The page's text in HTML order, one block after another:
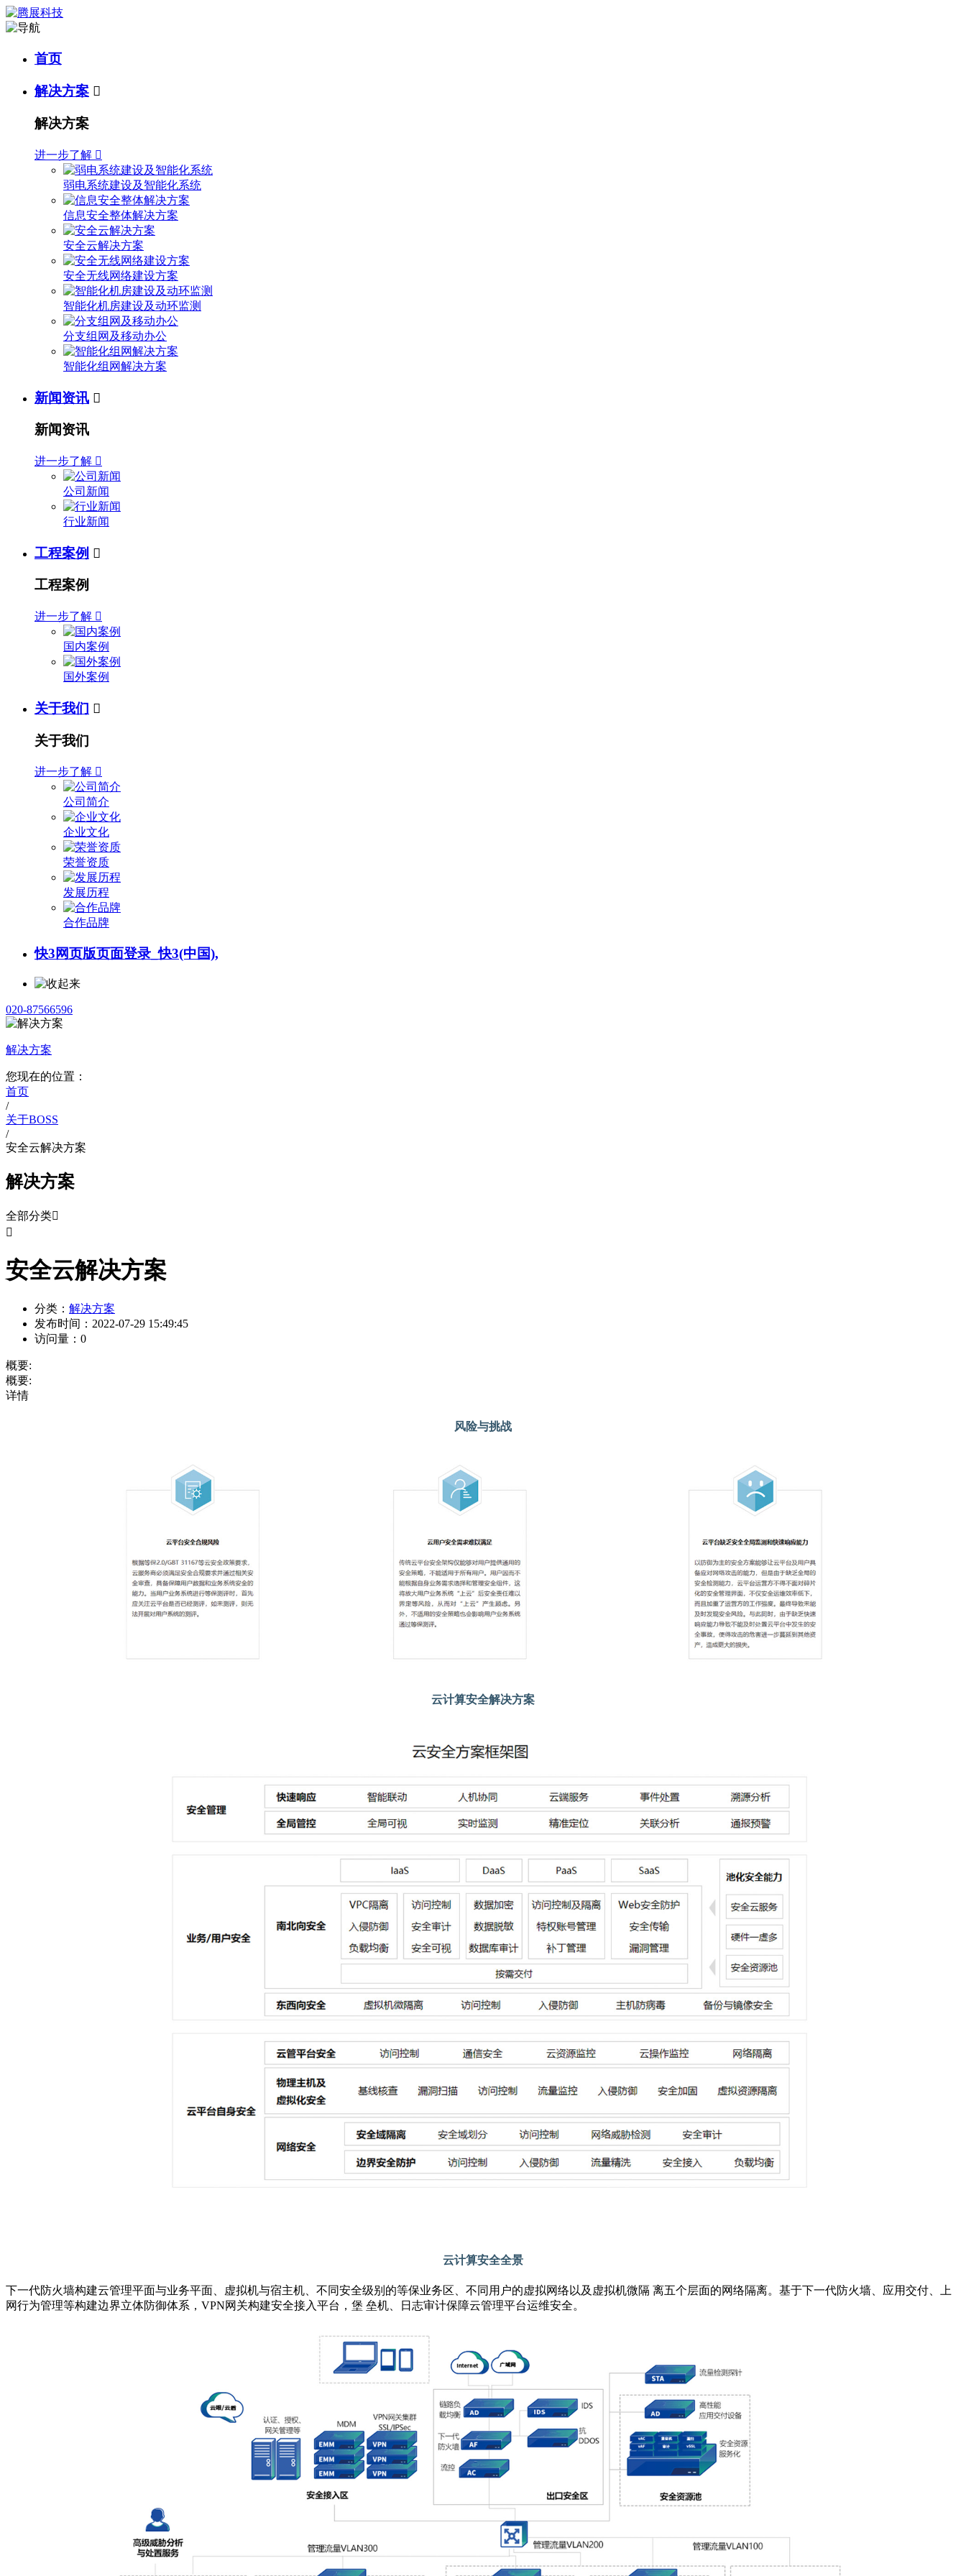
首页
解决方案 
解决方案
进一步了解 
弱电系统建设及智能化系统
信息安全整体解决方案
安全云解决方案
安全无线网络建设方案
智能化机房建设及动环监测
分支组网及移动办公
智能化组网解决方案
新闻资讯 
新闻资讯
进一步了解 
公司新闻
行业新闻
工程案例 
工程案例
进一步了解 
国内案例
国外案例
关于我们 
关于我们
进一步了解 
公司简介
企业文化
荣誉资质
发展历程
合作品牌
快3网页版页面登录_快3(中国),
020-87566596
解决方案
您现在的位置：
首页
/
关于BOSS
/
安全云解决方案
解决方案
全部分类

安全云解决方案
分类： 解决方案
发布时间： 2022-07-29 15:49:45
访问量： 0
概要:
概要:
详情
风险与挑战
云计算安全解决方案
云计算安全全景
下一代防火墙构建云管理平面与业务平面、虚拟机与宿主机、不同安全级别的等保业务区、不同用户的虚拟网络以及虚拟机微隔 离五个层面的网络隔离。基于下一代防火墙、应用交付、上
网行为管理等构建边界立体防御体系，VPN网关构建安全接入平台，堡 垒机、日志审计保障云管理平台运维安全。